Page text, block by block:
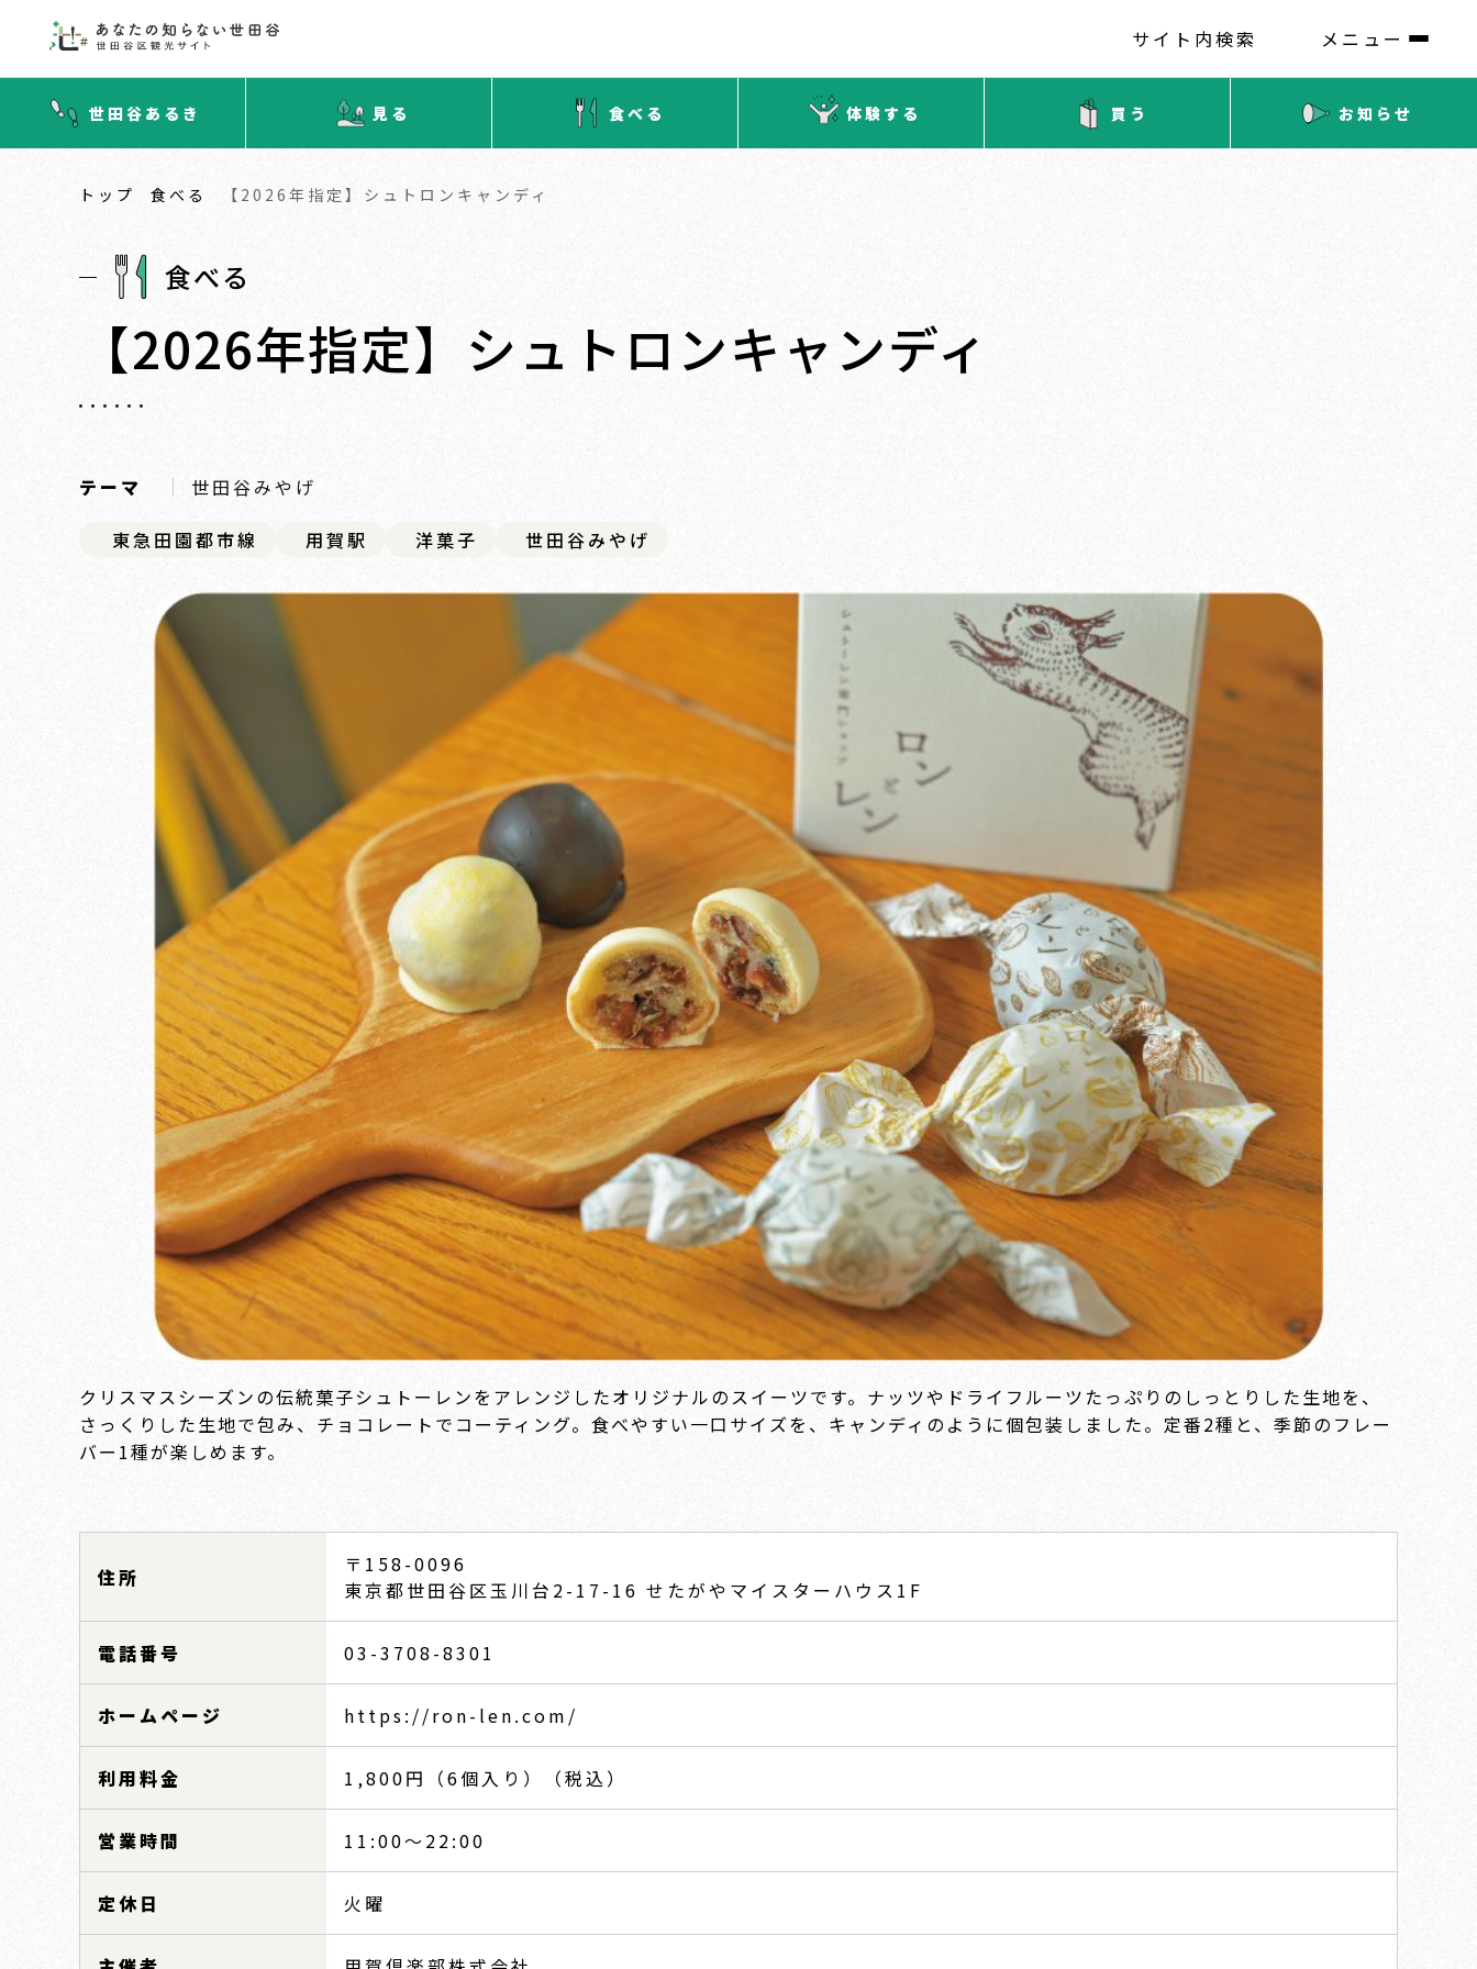
サイト内検索 メニュー
世田谷あるき 見る 食べる 体験する 買う お知らせ
トップ 食べる 【2026年指定】シュトロンキャンディ
食べる
【2026年指定】シュトロンキャンディ
テーマ
世田谷みやげ
東急田園都市線
用賀駅 洋菓子 世田谷みやげ
クリスマスシーズンの伝統菓子シュトーレンをアレンジしたオリジナルのスイーツです。ナッツやドライフルーツたっぷりのしっとりした生地を、
さっくりした生地で包み、チョコレートでコーティング。食べやすい一口サイズを、キャンディのように個包装しました。定番2種と、季節のフレー
バー1種が楽しめます。
住所
〒158-0096
東京都世田谷区玉川台2-17-16 せたがやマイスターハウス1F
電話番号 03-3708-8301
ホームページ https://ron-len.com/
利用料金 1,800円（6個入り）（税込）
営業時間 11:00～22:00
定休日 火曜